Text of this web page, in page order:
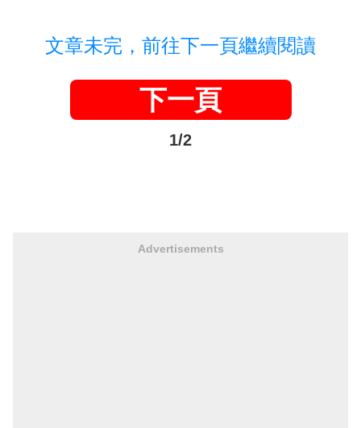
文章未完，前往下一頁繼續閱讀
下一頁
1/2
Advertisements